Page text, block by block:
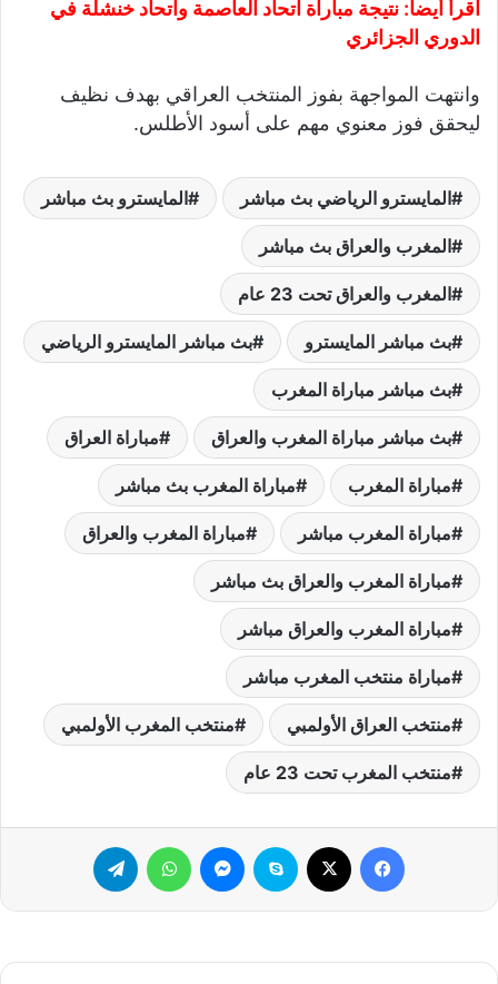
اقرأ أيضا: نتيجة مباراة اتحاد العاصمة واتحاد خنشلة في
الدوري الجزائري
وانتهت المواجهة بفوز المنتخب العراقي بهدف نظيف
ليحقق فوز معنوي مهم على أسود الأطلس.
المايسترو الرياضي بث مباشر المايسترو بث مباشر
المغرب والعراق بث مباشر
المغرب والعراق تحت 23 عام
بث مباشر المايسترو بث مباشر المايسترو الرياضي
بث مباشر مباراة المغرب
بث مباشر مباراة المغرب والعراق مباراة العراق
مباراة المغرب مباراة المغرب بث مباشر
مباراة المغرب مباشر مباراة المغرب والعراق
مباراة المغرب والعراق بث مباشر
مباراة المغرب والعراق مباشر
مباراة منتخب المغرب مباشر
منتخب العراق الأولمبي منتخب المغرب الأولمبي
منتخب المغرب تحت 23 عام
فيسبوك سكايب ماسنجر واتساب